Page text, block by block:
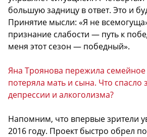
большую задницу в ответ. Это и
Принятие мысли: «Я не
признание слабости — путь к
меня этот сезон — победный».
Яна Троянова пережила семейное
потеряла мать и сына. Что спасло
депрессии и алкоголизма?
Напомним, что впервые зрители
2016 году. Проект быстро обрел